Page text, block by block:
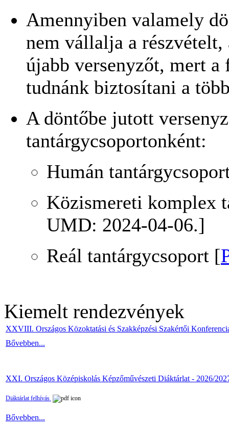
Amennyiben valamely
nem vállalja a
újabb versenyzőt, mert a
tudnánk biztosítani a
A döntőbe jutott
tantárgycsoportonként:
Humán
Közismereti komplex
UMD: 2024-04-06.]
Reál tantárgycsoport [
Kiemelt rendezvények
XXVIII. Országos Közoktatási és Szakképzési Szakértői
Bővebben...
XXI. Országos Középiskolás Képzőművészeti Diáktárlat - 2026/
Diáktárlat felhívás
Bővebben...